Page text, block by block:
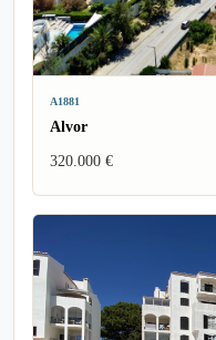
A1881
Alvor
320.000 €